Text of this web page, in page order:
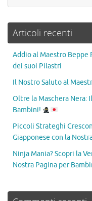
Articoli recenti
Addio al Maestro Beppe
dei suoi Pilastri
Il Nostro Saluto al
Oltre la Maschera Nera:
Bambini!
Piccoli Strateghi
Giapponese con la
Ninja Mania? Scopri la
Nostra Pagina per